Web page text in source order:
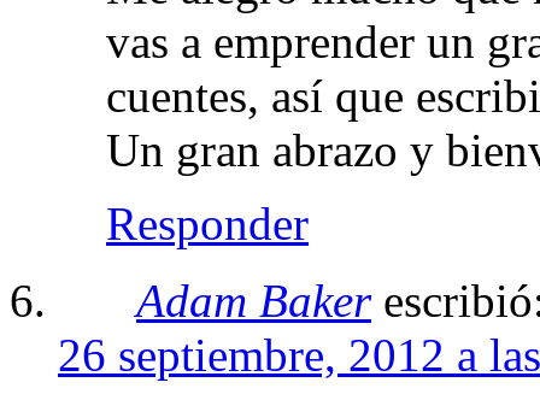
vas a emprender un
cuentes, así que
Un gran abrazo y
Responder
Adam Baker
26 septiembre, 2012 a